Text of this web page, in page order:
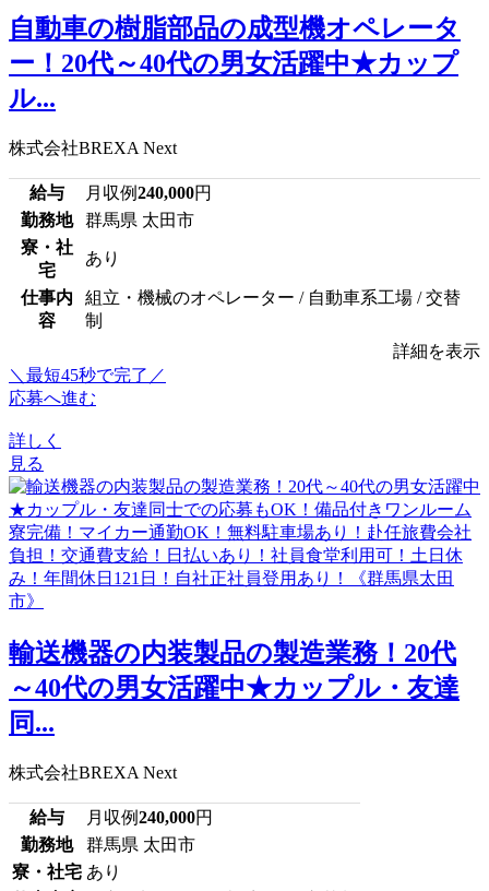
自動車の樹脂部品の成型機オペレータ
ー！20代～40代の男女活躍中★カップ
ル...
株式会社BREXA Next
給与 月収例240,000円
勤務地
群馬県 太田市
寮・社
宅
あり
仕事内
容
組立・機械のオペレーター / 自動車系工場 / 交替
制
詳細を表示
＼最短45秒で完了／
応募へ進む
詳しく
見る
輸送機器の内装製品の製造業務！20代
～40代の男女活躍中★カップル・友達
同...
株式会社BREXA Next
給与 月収例240,000円
勤務地
群馬県 太田市
寮・社宅 あり